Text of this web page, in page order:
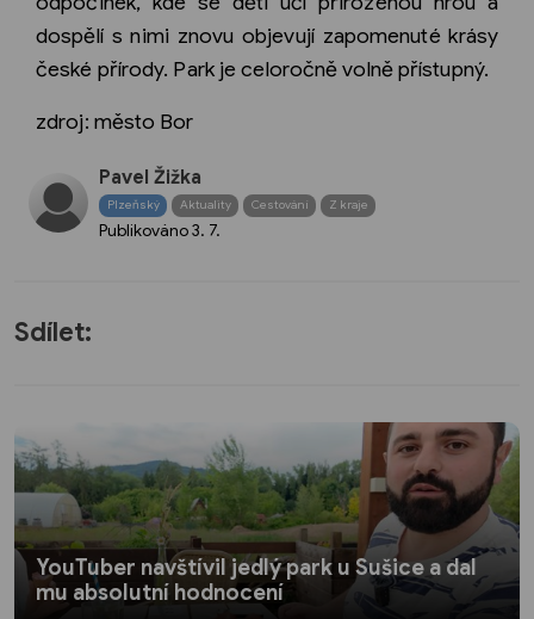
dospělí s nimi znovu objevují zapomenuté krásy
české přírody. Park je celoročně volně přístupný.
zdroj: město Bor
Pavel Žižka
Plzeňský Aktuality Cestování Z kraje
Publikováno3. 7.
Sdílet:
YouTuber navštívil jedlý park u Sušice a dal
mu absolutní hodnocení